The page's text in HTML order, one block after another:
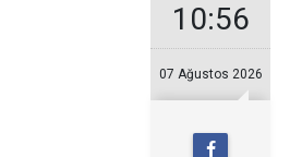
10:56
07 Ağustos 2026